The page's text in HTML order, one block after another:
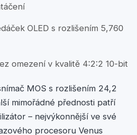
OLED s rozlišením 5,760
omezení v kvalitě 4:2:2 10-bit
MOS s rozlišením 24,2
mimořádné přednosti patří
– nejvýkonnější ve své
procesoru Venus